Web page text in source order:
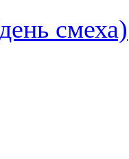
смеха)